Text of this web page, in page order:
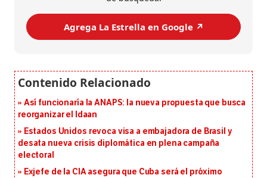
Agrega La Estrella en Google ↗️
Así funcionaría la ANAPS: la nueva propuesta que busca
reorganizar el Idaan
Estados Unidos revoca visa a embajadora de Brasil y
desata nueva crisis diplomática en plena campaña
electoral
Exjefe de la CIA asegura que Cuba será el próximo